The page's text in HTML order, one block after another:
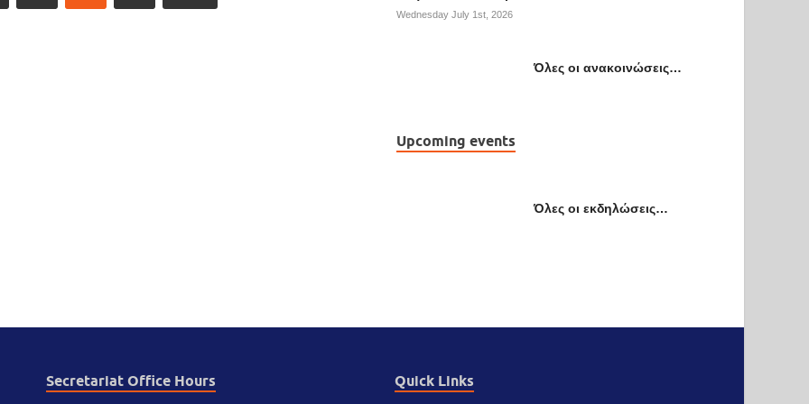
Wednesday July 1st, 2026
Όλες οι ανακοινώσεις…
Upcoming events
Όλες οι εκδηλώσεις…
Secretariat Office Hours Quick Links